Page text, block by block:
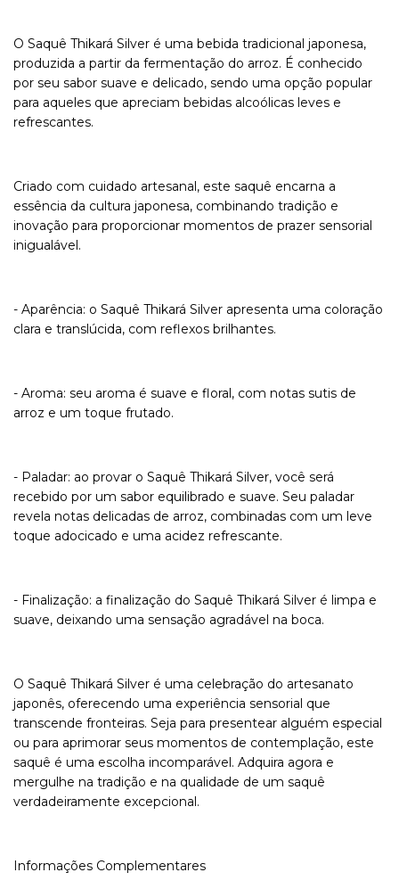
O Saquê Thikará Silver é uma bebida tradicional japonesa,
produzida a partir da fermentação do arroz. É conhecido
por seu sabor suave e delicado, sendo uma opção popular
para aqueles que apreciam bebidas alcoólicas leves e
refrescantes.
Criado com cuidado artesanal, este saquê encarna a
essência da cultura japonesa, combinando tradição e
inovação para proporcionar momentos de prazer sensorial
inigualável.
- Aparência: o Saquê Thikará Silver apresenta uma coloração
clara e translúcida, com reflexos brilhantes.
- Aroma: seu aroma é suave e floral, com notas sutis de
arroz e um toque frutado.
- Paladar: ao provar o Saquê Thikará Silver, você será
recebido por um sabor equilibrado e suave. Seu paladar
revela notas delicadas de arroz, combinadas com um leve
toque adocicado e uma acidez refrescante.
- Finalização: a finalização do Saquê Thikará Silver é limpa e
suave, deixando uma sensação agradável na boca.
O Saquê Thikará Silver é uma celebração do artesanato
japonês, oferecendo uma experiência sensorial que
transcende fronteiras. Seja para presentear alguém especial
ou para aprimorar seus momentos de contemplação, este
saquê é uma escolha incomparável. Adquira agora e
mergulhe na tradição e na qualidade de um saquê
verdadeiramente excepcional.
Informações Complementares